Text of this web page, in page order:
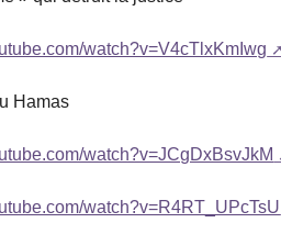
watch?v=V4cTlxKmIwg
Hamas
watch?v=JCgDxBsvJkM
watch?v=R4RT_UPcTsU